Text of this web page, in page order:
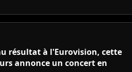
résultat à l'Eurovision, cette
annonce un concert en